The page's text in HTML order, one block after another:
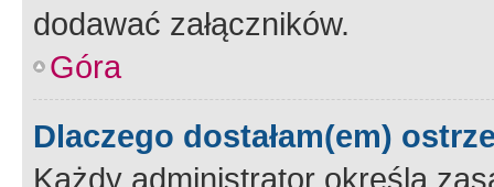
dodawać załączników.
Góra
Dlaczego dostałam(em)
Każdy administrator określa